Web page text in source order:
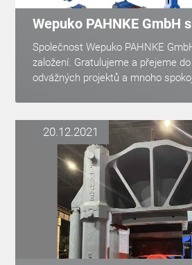
Wepuko PAHNKE GmbH
Společnost Wepuko PAHNKE
založení. Gratulujeme a přejeme
odvážných projektů a mnoho
20.12.2021